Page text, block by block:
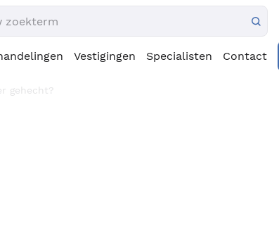
Vestigingen Specialisten Contact
gehecht?